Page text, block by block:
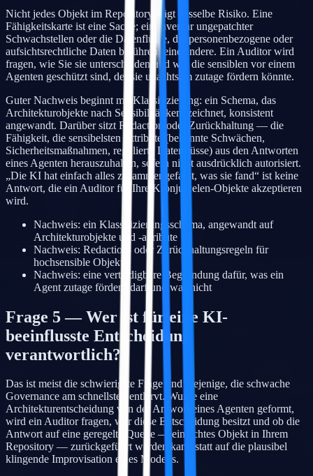
Nicht jedes Objekt im Repository trägt dasselbe Risiko. Eine
Fähigkeitskarte ist eine Sache; ein Inventar ungepatchter
Schwachstellen oder die Datenflüsse, die personenbezogene oder
aufsichtsrechtliche Daten berühren, eine andere. Ein Auditor wird
fragen, wie Sie sie unterscheiden und wie die sensiblen vor einem
Agenten geschützt sind, der sie unachtsam zutage fördern könnte.
Guter Nachweis beginnt mit Klassifizierung: ein Schema, das
Architekturobjekte nach Sensibilität kennzeichnet, konsistent
angewandt. Darüber sitzt Redaction oder Zurückhaltung — die
Fähigkeit, die sensibelsten Attribute (bekannte Schwächen,
Sicherheitsmaßnahmen, regulierte Datenflüsse) aus den Antworten
eines Agenten herauszuhalten, sofern nicht ausdrücklich autorisiert.
„Die KI hat einfach alles zusammengefasst, was sie fand“ ist keine
Antwort, die ein Auditor für Ihre Kronjuwelen-Objekte akzeptieren
wird.
Nachweis: ein Klassifizierungsschema, angewandt auf
Architekturobjekte und -attribute
Nachweis: Redaction- oder Zurückhaltungsregeln für
hochsensible Objekte
Nachweis: eine verteidigbare Begründung dafür, was ein
Agent zutage fördern darf und was nicht
Frage 5 — Wer ist für eine KI-
beeinflusste Entscheidung
verantwortlich?
Das ist meist die schwierigste Frage und diejenige, die schwache
Governance am schnellsten entlarvt. Wurde eine
Architekturentscheidung von der Antwort eines Agenten geformt,
wird ein Auditor fragen, wer diese Entscheidung besitzt und ob die
Antwort auf eine geregelte Quelle — ein echtes Objekt in Ihrem
Repository — zurückgeführt werden kann statt auf die plausibel
klingende Improvisation eines Modells.